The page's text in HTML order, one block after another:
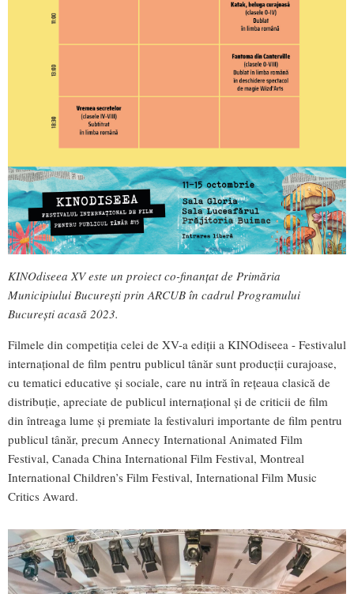
KINOdiseea XV este un proiect co-finanțat de Primăria
Municipiului București prin ARCUB în cadrul Programului
București acasă 2023.
Filmele din competiția celei de XV-a ediții a KINOdiseea - Festivalul
internațional de film pentru publicul tânăr sunt producții curajoase,
cu tematici educative și sociale, care nu intră în rețeaua clasică de
distribuție, apreciate de publicul internațional și de criticii de film
din întreaga lume și premiate la festivaluri importante de film pentru
publicul tânăr, precum Annecy International Animated Film
Festival, Canada China International Film Festival, Montreal
International Children’s Film Festival, International Film Music
Critics Award.